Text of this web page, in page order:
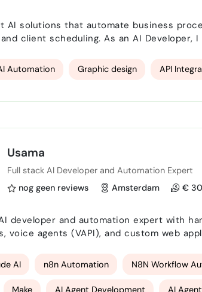
AI solutions that automate business
client scheduling. As an AI Developer,
email, calendar, invoicing and CRM Develop dashb…
Automation Graphic design API
Usama
Full stack AI Developer and Automation Expert
nog geen reviews
Amsterdam €
developer and automation expert with
voice agents (VAPI), and custom web
Supabase, and a wide range of AI tooling…
AI n8n Automation N8N Workflow
Make AI Agent Development AI